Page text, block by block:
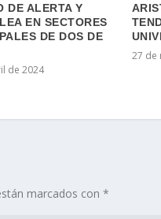
DE ALERTA Y
EN SECTORES
DE DOS DE
de 2024
27 de
marcados con*